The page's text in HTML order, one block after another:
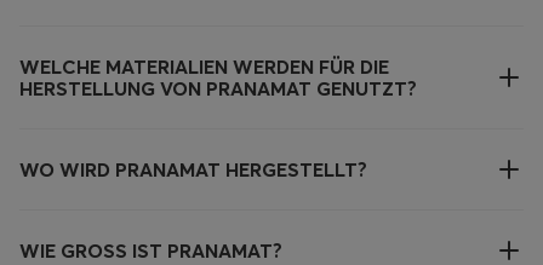
WELCHE MATERIALIEN WERDEN FÜR DIE
HERSTELLUNG VON PRANAMAT GENUTZT?
WO WIRD PRANAMAT HERGESTELLT?
WIE GROSS IST PRANAMAT?